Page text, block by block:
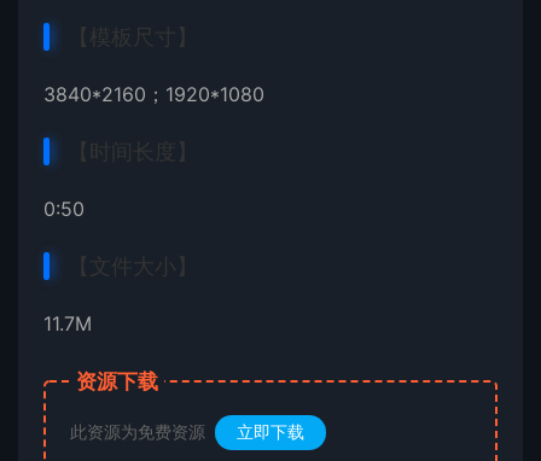
【模板尺寸】
3840*2160；1920*1080
【时间长度】
0:50
【文件大小】
11.7M
资源下载
此资源为免费资源 立即下载